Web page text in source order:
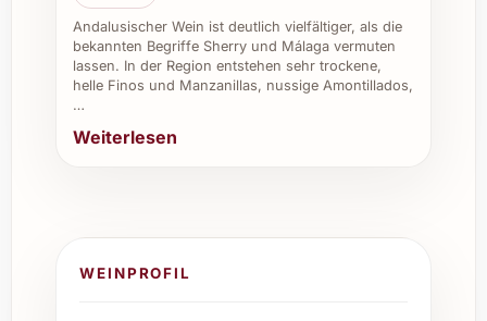
Andalusischer Wein ist deutlich vielfältiger, als die
bekannten Begriffe Sherry und Málaga vermuten
lassen. In der Region entstehen sehr trockene,
helle Finos und Manzanillas, nussige Amontillados,
…
Weiterlesen
WEINPROFIL